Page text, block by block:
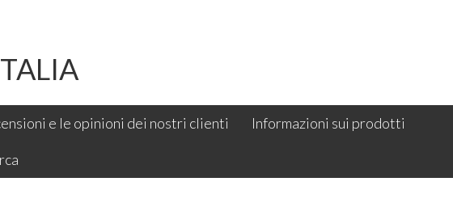
e le opinioni dei nostri clienti Informazioni sui prodotti